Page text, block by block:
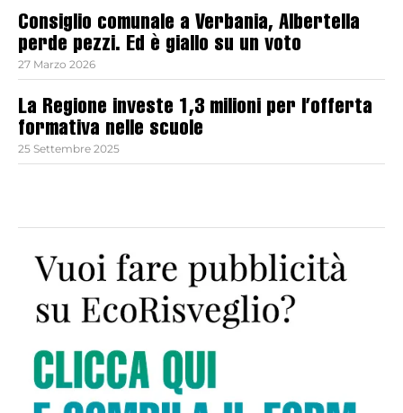
Consiglio comunale a Verbania, Albertella
perde pezzi. Ed è giallo su un voto
27 Marzo 2026
La Regione investe 1,3 milioni per l’offerta
formativa nelle scuole
25 Settembre 2025